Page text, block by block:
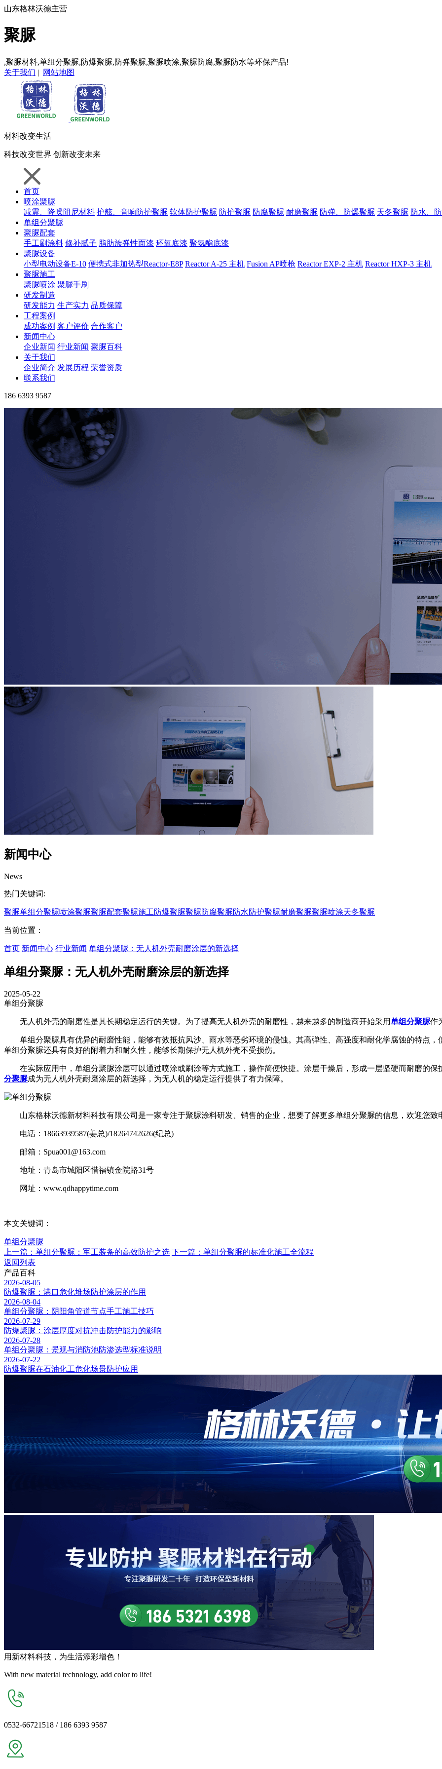
山东格林沃德主营
聚脲
,聚脲材料,单组分聚脲,防爆聚脲,防弹聚脲,聚脲喷涂,聚脲防腐,聚脲防水等环保产品!
关于我们 | 网站地图
材料改变生活
科技改变世界 创新改变未来
首页
喷涂聚脲
减震、降噪阻尼材料 护舷、音响防护聚脲 软体防护聚脲 防护聚脲 防腐聚脲 耐磨聚脲 防弹、防爆聚脲 天冬聚脲 防水、
单组分聚脲
聚脲配套
手工刷涂料 修补腻子 脂肪族弹性面漆 环氧底漆 聚氨酯底漆
聚脲设备
小型电动设备E-10 便携式非加热型Reactor-E8P Reactor A-25 主机 Fusion AP喷枪 Reactor EXP-2 主机 Reactor HXP-3 主机
聚脲施工
聚脲喷涂 聚脲手刷
研发制造
研发能力 生产实力 品质保障
工程案例
成功案例 客户评价 合作客户
新闻中心
企业新闻 行业新闻 聚脲百科
关于我们
企业简介 发展历程 荣誉资质
联系我们
186 6393 9587
新闻中心
News
热门关键词:
聚脲单组分聚脲喷涂聚脲聚脲配套聚脲施工防爆聚脲聚脲防腐聚脲防水防护聚脲耐磨聚脲聚脲喷涂天冬聚脲
当前位置：
首页 新闻中心 行业新闻 单组分聚脲：无人机外壳耐磨涂层的新选择
单组分聚脲：无人机外壳耐磨涂层的新选择
2025-05-22
单组分聚脲
无人机外壳的耐磨性是其长期稳定运行的关键。为了提高无人机外壳的耐磨性，越来越多的制造商开始采用单组分聚脲作
单组分聚脲具有优异的耐磨性能，能够有效抵抗风沙、雨水等恶劣环境的侵蚀。其高弹性、高强度和耐化学腐蚀的特点，
单组分聚脲还具有良好的附着力和耐久性，能够长期保护无人机外壳不受损伤。
在实际应用中，单组分聚脲涂层可以通过喷涂或刷涂等方式施工，操作简便快捷。涂层干燥后，形成一层坚硬而耐磨的保
分聚脲成为无人机外壳耐磨涂层的新选择，为无人机的稳定运行提供了有力保障。
山东格林沃德新材料科技有限公司是一家专注于聚脲涂料研发、销售的企业，想要了解更多单组分聚脲的信息，欢迎您致
电话：18663939587(姜总)/18264742626(纪总)
邮箱：Spua001@163.com
地址：青岛市城阳区惜福镇金院路31号
网址：www.qdhappytime.com
本文关键词：
单组分聚脲
上一篇：单组分聚脲：军工装备的高效防护之选 下一篇：单组分聚脲的标准化施工全流程
返回列表
产品百科
2026-08-05
防爆聚脲：港口危化堆场防护涂层的作用
2026-08-04
单组分聚脲：阴阳角管道节点手工施工技巧
2026-07-29
防爆聚脲：涂层厚度对抗冲击防护能力的影响
2026-07-28
单组分聚脲：景观与消防池防渗选型标准说明
2026-07-22
防爆聚脲在石油化工危化场景防护应用
用 新材料科技，为生活添彩增色 ！
With new material technology, add color to life!
0532-66721518 / 186 6393 9587